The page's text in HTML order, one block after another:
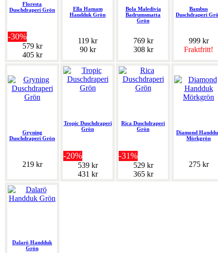
Floresta
Duschdraperi Grön
-30%
579 kr
405 kr
Ella Hamam
Handduk Grön
119 kr
90 kr
Bola Maledivia
Badrumsmatta
Grön
769 kr
308 kr
Bambus
Duschdraperi
999 kr
Fraktfritt!
Gryning
Duschdraperi Grön
219 kr
Tropic Duschdraperi
Grön
-20%
539 kr
431 kr
Rica Duschdraperi
Grön
-31%
529 kr
365 kr
Diamond
Mörkgrön
275 kr
Dalarö Handduk
Grön